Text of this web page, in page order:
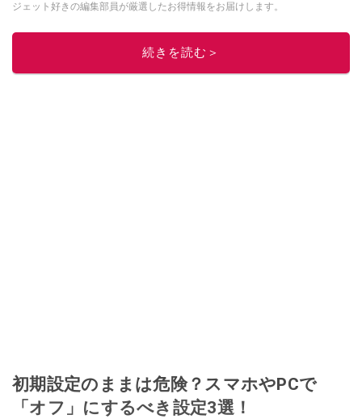
ジェット好きの編集部員が厳選したお得情報をお届けします。
このイチオシストの他の記事を読む
続きを読む＞
初期設定のままは危険？スマホやPCで
「オフ」にするべき設定3選！